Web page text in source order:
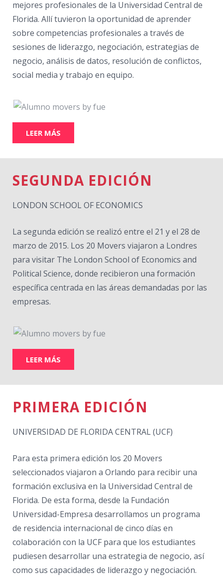
mejores profesionales de la Universidad Central de
Florida. Allí tuvieron la oportunidad de aprender
sobre competencias profesionales a través de
sesiones de liderazgo, negociación, estrategias de
negocio, análisis de datos, resolución de conflictos,
social media y trabajo en equipo.
LEER MÁS
SEGUNDA EDICIÓN
LONDON SCHOOL OF ECONOMICS
La segunda edición se realizó entre el 21 y el 28 de
marzo de 2015. Los 20 Movers viajaron a Londres
para visitar The London School of Economics and
Political Science, donde recibieron una formación
específica centrada en las áreas demandadas por las
empresas.
LEER MÁS
PRIMERA EDICIÓN
UNIVERSIDAD DE FLORIDA CENTRAL (UCF)
Para esta primera edición los 20 Movers
seleccionados viajaron a Orlando para recibir una
formación exclusiva en la Universidad Central de
Florida. De esta forma, desde la Fundación
Universidad-Empresa desarrollamos un programa
de residencia internacional de cinco días en
colaboración con la UCF para que los estudiantes
pudiesen desarrollar una estrategia de negocio, así
como sus capacidades de liderazgo y negociación.